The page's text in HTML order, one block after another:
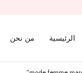
الرئيسية من نحن